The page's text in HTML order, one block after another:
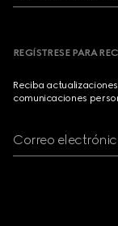
REGÍSTRESE PARA
Reciba
comunicaciones
Correo